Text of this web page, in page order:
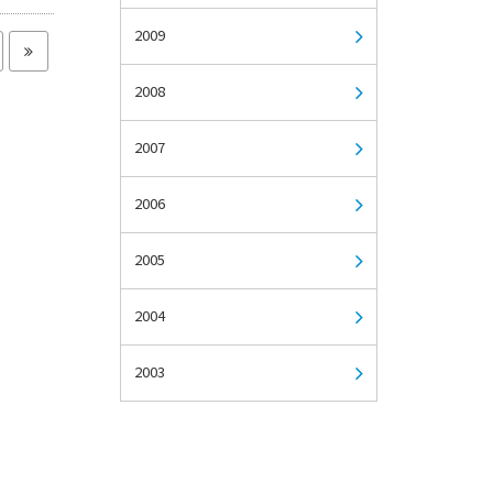
2009
2008
2007
2006
2005
2004
2003